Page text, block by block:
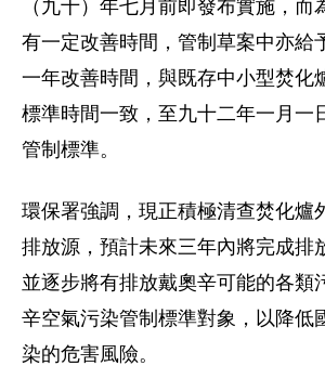
（九十）年七月前即發布實施，而
有一定改善時間，管制草案中亦給
一年改善時間，與既存中小型焚化
標準時間一致，至九十二年一月一
管制標準。
環保署強調，現正積極清查焚化爐
排放源，預計未來三年內將完成排
並逐步將有排放戴奧辛可能的各類
辛空氣污染管制標準對象，以降低
染的危害風險。